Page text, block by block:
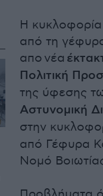
Η
από τη
απο νέα
Πολιτική
της ύφεσης
Αστυνομική
στην
από Γέφυρα
Νομό